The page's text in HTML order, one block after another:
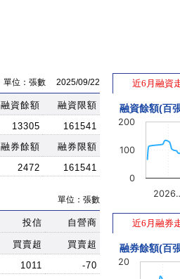
單位：張數 2025/09/22
融資餘額
融資限額
13305
161541
融券餘額
融券限額
2472 161541
單位：張數
投信 自營商
買賣超
買賣超
1011
-70
近6月融資
融資餘額(百
0
100
200
近6月融券
融券餘額(百
20